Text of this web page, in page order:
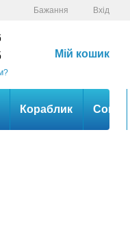
Бажання Вхід
Мій кошик
Кораблик Сом